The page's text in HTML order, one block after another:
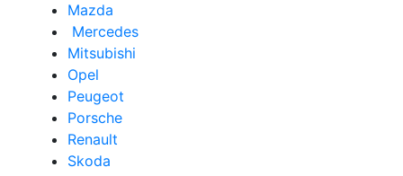
Mazda
Mercedes
Mitsubishi
Opel
Peugeot
Porsche
Renault
Skoda